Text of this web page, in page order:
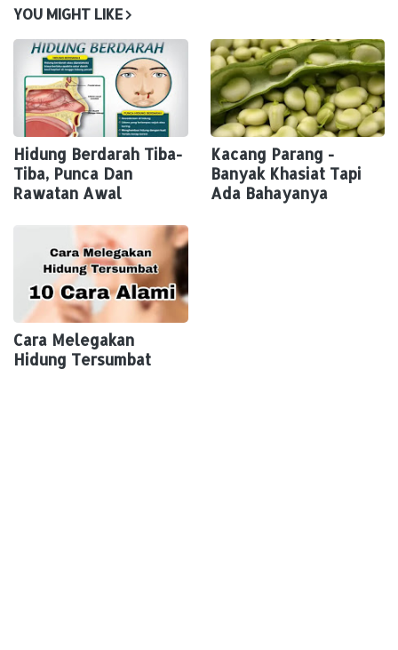
YOU MIGHT LIKE
Hidung Berdarah Tiba-
Tiba, Punca Dan
Rawatan Awal
Kacang Parang -
Banyak Khasiat Tapi
Ada Bahayanya
Cara Melegakan
Hidung Tersumbat